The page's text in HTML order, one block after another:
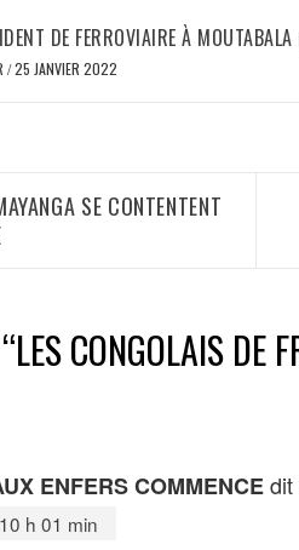
DE FERROVIAIRE À
/25 JANVIER 2022
SE CONTENTENT
LES CONGOLAIS DE
ENFERS COMMENCEdit
h 01 min